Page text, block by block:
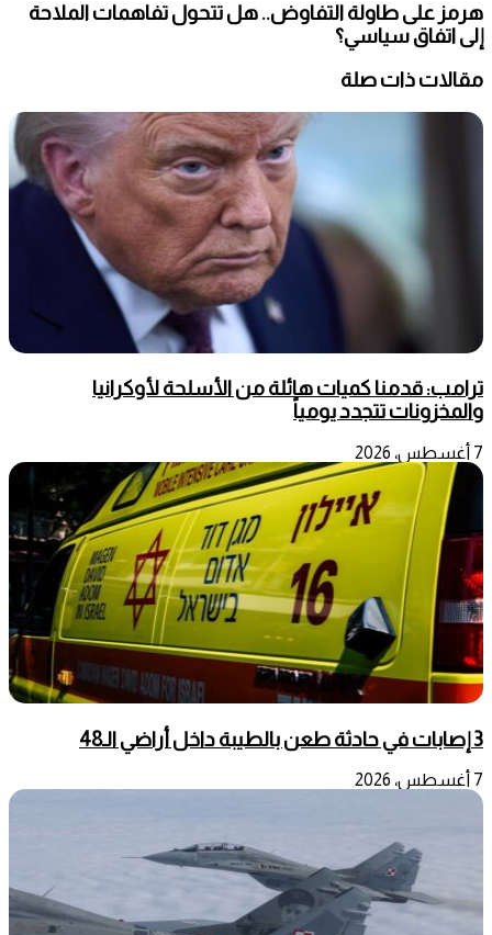
هرمز على طاولة التفاوض.. هل تتحول تفاهمات الملاحة
إلى اتفاق سياسي؟
مقالات ذات صلة
ترامب: قدمنا كميات هائلة من الأسلحة لأوكرانيا
والمخزونات تتجدد يومياً
7 أغسطس، 2026
3 إصابات في حادثة طعن بالطيبة داخل أراضي الـ48
7 أغسطس، 2026